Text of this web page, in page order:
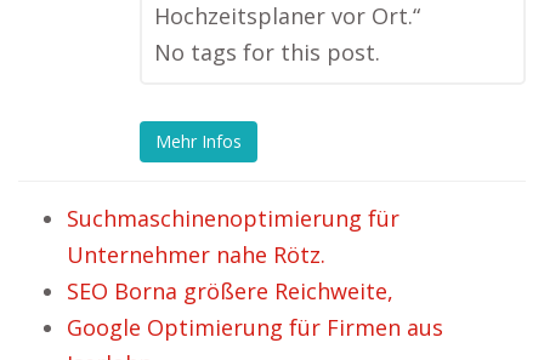
Hochzeitsplaner vor Ort.“
No tags for this post.
Mehr Infos
Suchmaschinenoptimierung für
Unternehmer nahe Rötz.
SEO Borna größere Reichweite,
Google Optimierung für Firmen aus